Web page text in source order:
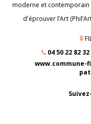
moderne et contemporain
d'éprouver l’Art
04 50 22 82 32